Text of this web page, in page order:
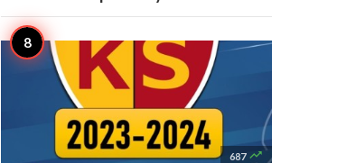
687 